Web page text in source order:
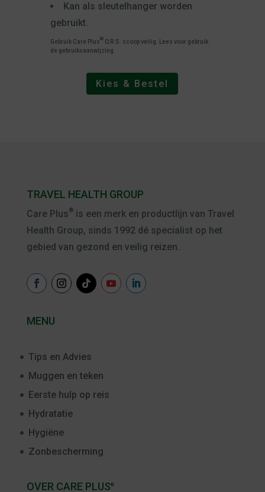
Kan als sleutelhanger worden
gebruikt.
Gebruik Care Plus® O.R.S. scoop veilig. Lees voor gebruik
de gebruiksaanwijzing.
Kies & Bestel
TRAVEL HEALTH GROUP
Care Plus®is een merk en productlijn van Travel
Health Group, sinds 1992 dé specialist op het
gebied van gezond en veilig reizen.
MENU
Tips en Advies
Muggen en teken
Eerste hulp op reis
Hydratatie
Hygiëne
Zonbescherming
OVER CARE PLUS®